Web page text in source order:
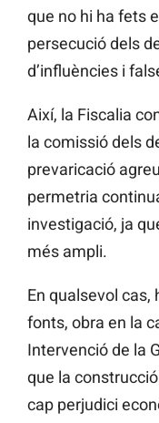
que no hi ha fets
persecució dels
d’influències i
Així, la Fiscalia
la comissió dels
prevaricació
permetria
investigació, ja
més ampli.
En qualsevol
fonts, obra en la
Intervenció de la
que la
cap perjudici